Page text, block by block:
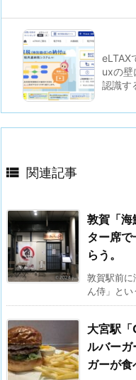
eLTAX
uxの壁
認識す
 関連記事
敦賀「海
ター席
らう。
敦賀駅前に
ん侍」と
大宮駅
ルバー
ガーが